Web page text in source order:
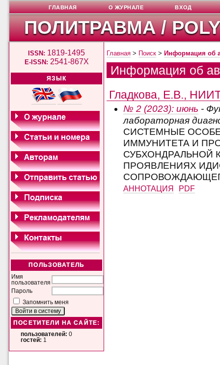
ПОЛИТРАВМА /
ISSN: 1819-1495
E-ISSN: 2541-867X
ЯЗЫК
ПОЛЬЗОВАТЕЛЬ
Имя
пользователя
Пароль
Запомнить меня
ПОСЕТИТЕЛИ НА САЙТЕ:
пользователей: 0
гостей: 1
ГЛАВНАЯ О ЖУРНАЛЕ ВХОД
Главная > Поиск > Информация об
Информация об
Гладкова, Е.В.,
№ 2 (2023): июнь -
лабораторная
СИСТЕМНЫЕ
ИММУНИТЕТА И
СУБХОНДРАЛЬНОЙ
ПРОЯВЛЕНИЯХ
АННОТАЦИЯ PDF